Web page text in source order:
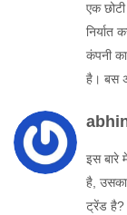
एक
निर्यात
कंपनी
है। बस
इस बारे
है, उसका
ट्रेंड है?